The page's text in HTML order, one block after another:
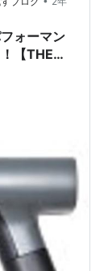
ォーマン
【THE